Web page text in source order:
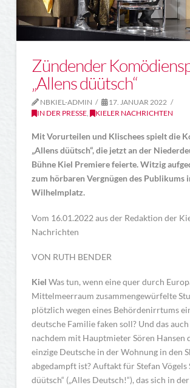
Zündender
„Allens düütsch“
NBKIEL-ADMIN
17. JANUAR 2022
IN DER PRESSE, KIELER NACHRICHTEN
Mit Vorurteilen und Klischees spielt die
„Allens düütsch“, die jetzt an der
Bühne Kiel Premiere feierte. Witzig
zum hörbaren Vergnügen des Publikums
Wilhelmplatz.
Vom 16.01.2022 aus der Redaktion der
Nachrichten
VON RUTH BENDER
Kiel Was tun, wenn eine quer durch
Mittelmeerraum zusammengewürfelte
plötzlich wegen eines Behördenirrtums
deutsche Familie faken soll? Und das
nachdem mit Hauptmieter Sören Hansen
einzige Deutsche in der Wohnung in den
abgedampft ist? Auftakt für Stefan Vögels
düütsch“ („Alles Deutsch!“), das sich in der